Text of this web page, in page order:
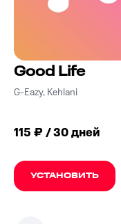
Good Life
G-Eazy, Kehlani
115 ₽ / 30 дней
УСТАНОВИТЬ